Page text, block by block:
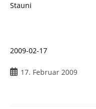
Stauni
2009-02-17
Beitrag17. Februar 2009